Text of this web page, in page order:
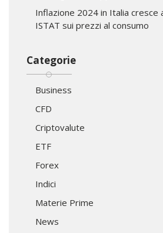
Inflazione 2024 in Italia cresce
ISTAT sui prezzi al consumo
Categorie
Business
CFD
Criptovalute
ETF
Forex
Indici
Materie Prime
News